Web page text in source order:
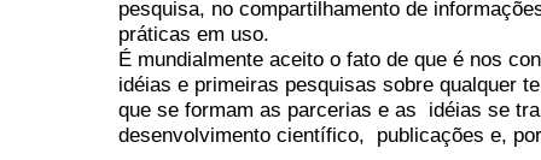
pesquisa, no compartilhamento de
práticas em uso.
É mundialmente aceito o fato de que é nos
idéias e primeiras pesquisas sobre qualquer
que se formam as parcerias e as idéias se
desenvolvimento científico, publicações e,